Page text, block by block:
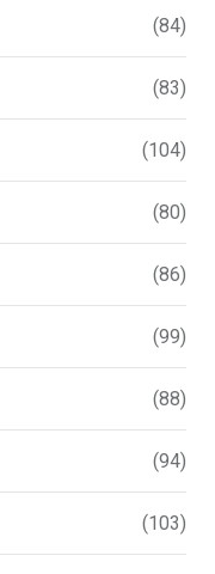
(84)
(83)
(104)
(80)
(86)
(99)
(88)
(94)
(103)